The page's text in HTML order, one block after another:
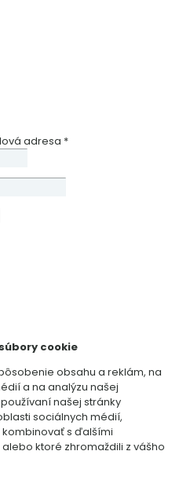
adresa *
cookie
obsahu a reklám, na
a na analýzu našej
našej stránky
sociálnych médií,
kombinovať s ďalšími
ktoré zhromaždili z vášho